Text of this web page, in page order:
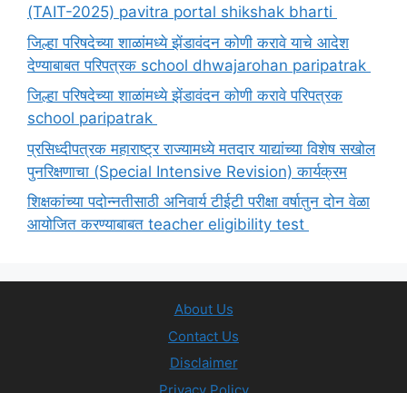
(TAIT-2025) pavitra portal shikshak bharti
जिल्हा परिषदेच्या शाळांमध्ये झेंडावंदन कोणी करावे याचे आदेश
देण्याबाबत परिपत्रक school dhwajarohan paripatrak
जिल्हा परिषदेच्या शाळांमध्ये झेंडावंदन कोणी करावे परिपत्रक
school paripatrak
प्रसिध्दीपत्रक महाराष्ट्र राज्यामध्ये मतदार याद्यांच्या विशेष सखोल
पुनरिक्षणाचा (Special Intensive Revision) कार्यक्रम
शिक्षकांच्या पदोन्नतीसाठी अनिवार्य टीईटी परीक्षा वर्षातुन दोन वेळा
आयोजित करण्याबाबत teacher eligibility test
About Us
Contact Us
Disclaimer